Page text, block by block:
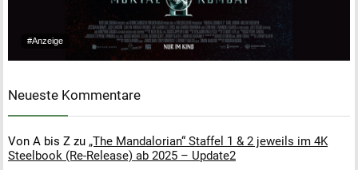
#Anzeige
Neueste Kommentare
Von A bis Z zu „The Mandalorian“ Staffel 1 & 2 jeweils im 4K
Steelbook (Re-Release) ab 2025 – Update2